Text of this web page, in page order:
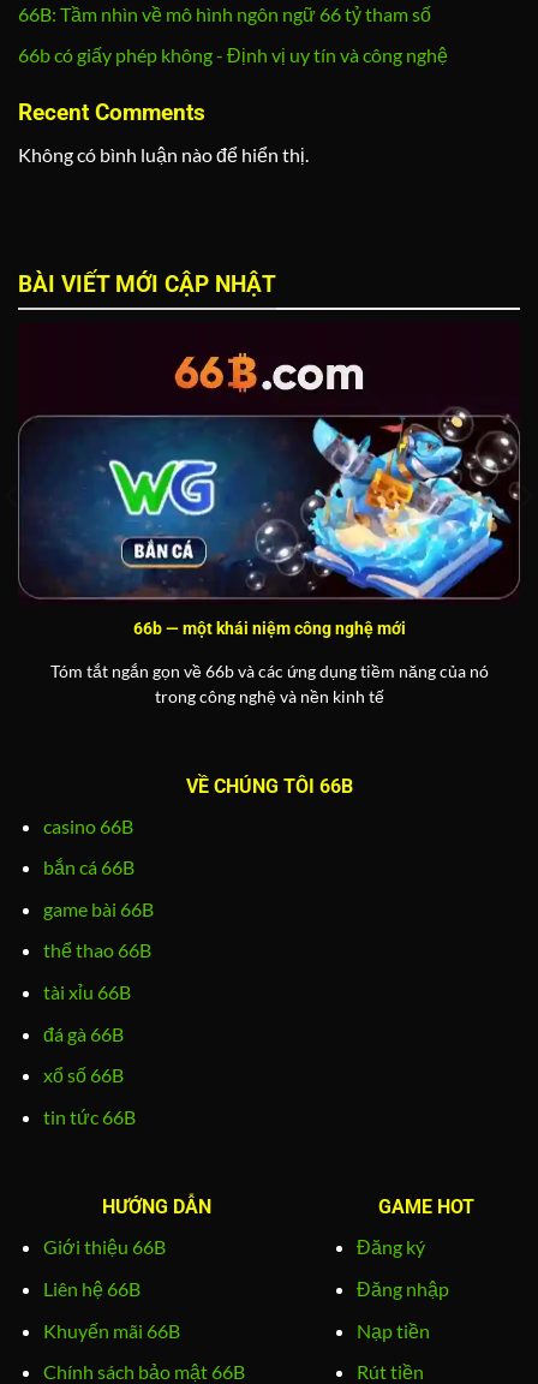
66B: Tầm nhìn về mô hình ngôn ngữ 66 tỷ tham số
66b có giấy phép không - Định vị uy tín và công nghệ
Recent Comments
Không có bình luận nào để hiển thị.
BÀI VIẾT MỚI CẬP NHẬT
66b — một khái niệm công nghệ mới
Tóm tắt ngắn gọn về 66b và các ứng dụng tiềm năng của nó
trong công nghệ và nền kinh tế
VỀ CHÚNG TÔI 66B
casino 66B
bắn cá 66B
game bài 66B
thể thao 66B
tài xỉu 66B
đá gà 66B
xổ số 66B
tin tức 66B
HƯỚNG DẪN
Giới thiệu 66B
Liên hệ 66B
Khuyến mãi 66B
Chính sách bảo mật 66B
GAME HOT
Đăng ký
Đăng nhập
Nạp tiền
Rút tiền